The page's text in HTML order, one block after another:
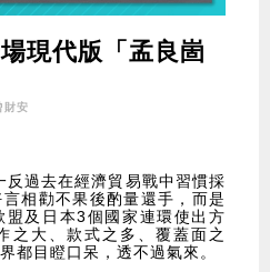
現代版「孟良崮
財安
過去在經濟貿易戰中習慣採
相勸不果後酌量還手，而是
及日本3個國家連環使出方
之大、款式之多、覆蓋面之
都目瞪口呆，透不過氣來。